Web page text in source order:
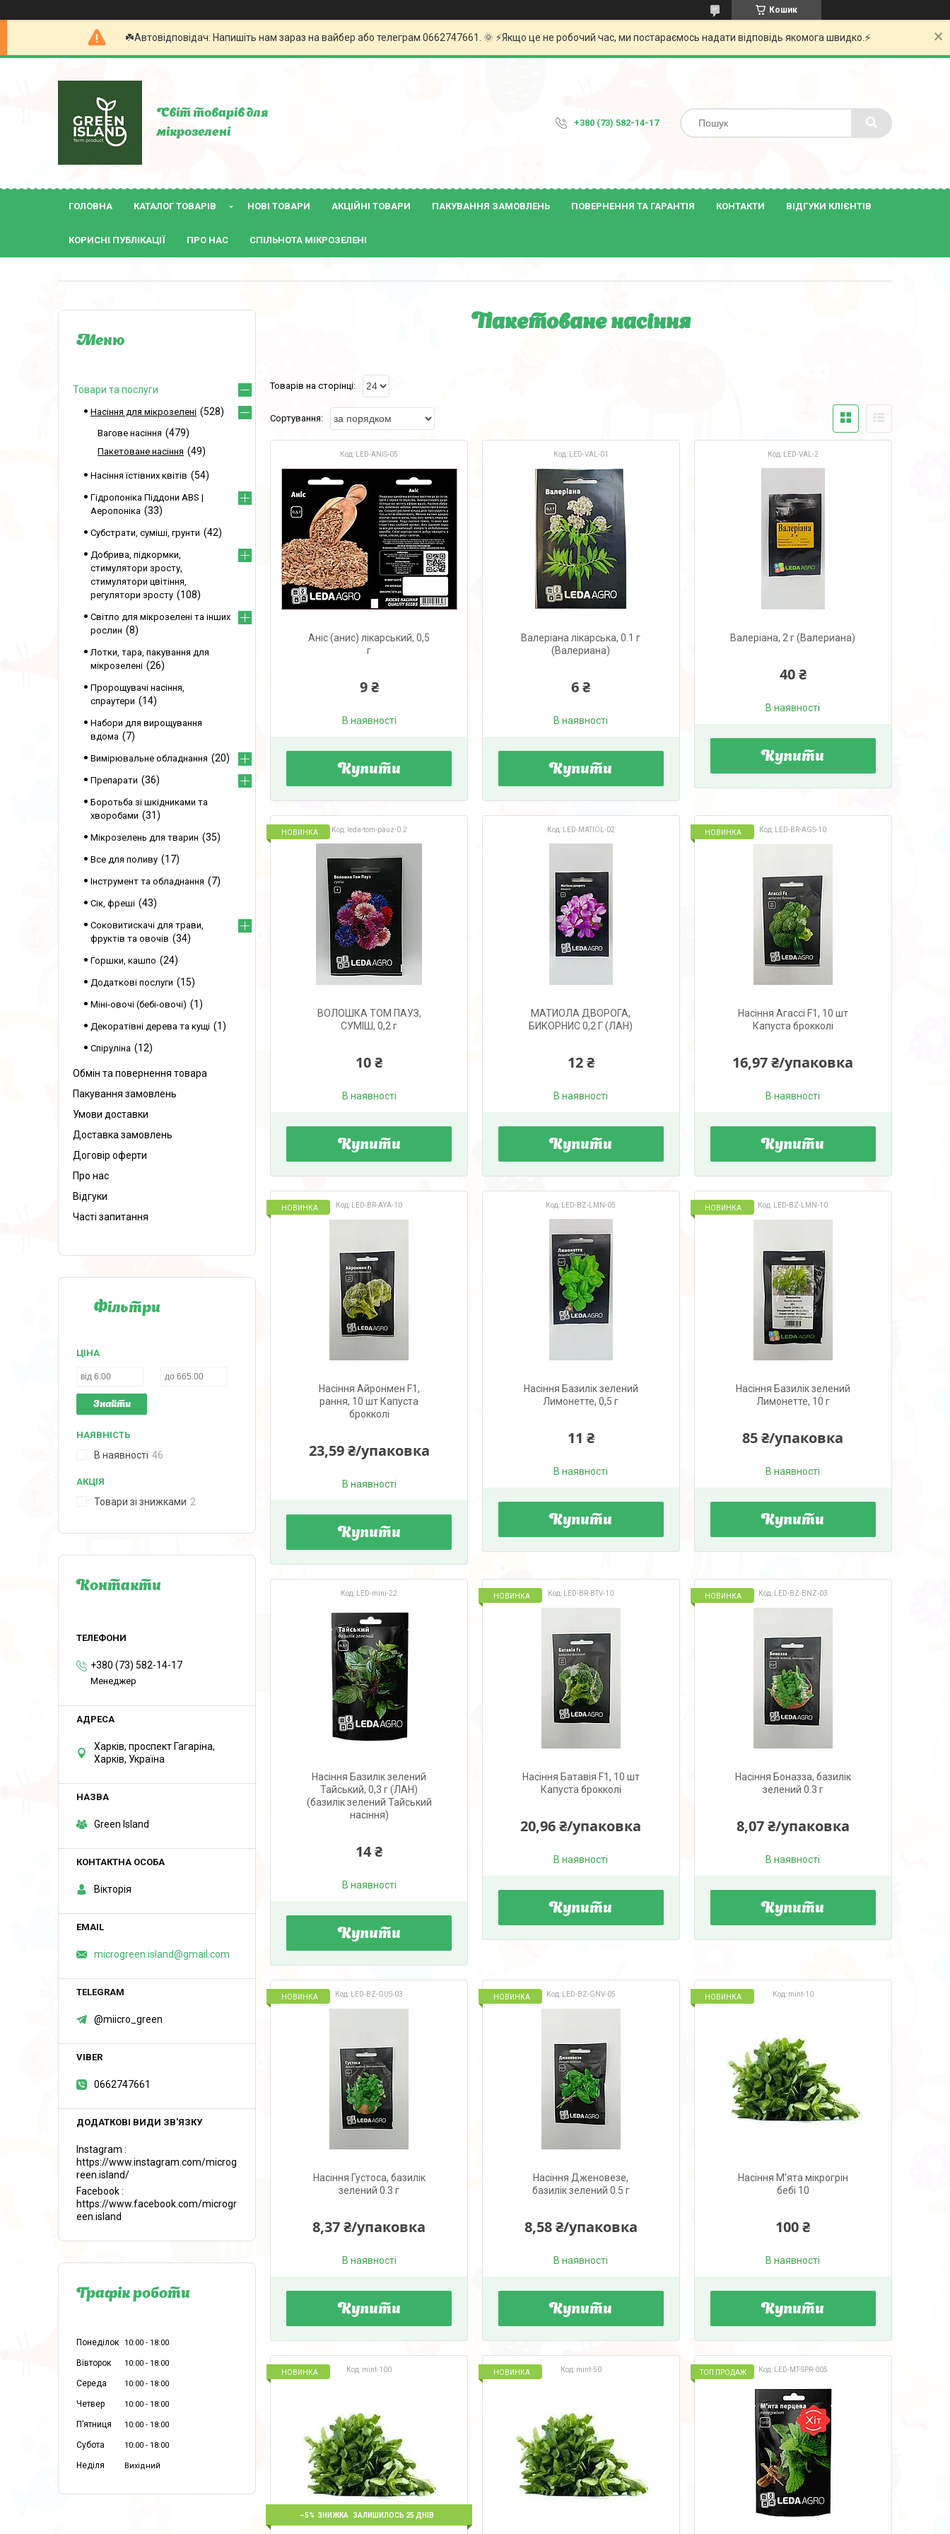
Кошик
☘️Автовідповідач: Напишіть нам зараз на вайбер або телеграм 0662747661. 🌞 ⚡️Якщо це не робочий час, ми постараємось надати відповідь якомога швидко.⚡️
Світ товарів для
мікрозелені
+380 (73) 582-14-17
ГОЛОВНА КАТАЛОГ ТОВАРІВ НОВІ ТОВАРИ АКЦІЙНІ ТОВАРИ ПАКУВАННЯ ЗАМОВЛЕНЬ ПОВЕРНЕННЯ ТА ГАРАНТІЯ КОНТАКТИ ВІДГУКИ КЛІЄНТІВ
КОРИСНІ ПУБЛІКАЦІЇ ПРО НАС СПІЛЬНОТА МІКРОЗЕЛЕНІ
Пакетоване насіння
LED-ANIS-05
Аніс (анис) лікарський, 0,5
г
9 ₴
В наявності
Купити
LED-VAL-01
Валеріана лікарська, 0.1 г
(Валериана)
6 ₴
В наявності
Купити
LED-VAL-2
Валеріана, 2 г (Валериана)
40 ₴
В наявності
Купити
leda-tom-pauz-0.2
НОВИНКА
ВОЛОШКА ТОМ ПАУЗ,
СУМІШ, 0,2 г
10 ₴
В наявності
Купити
LED-MATIOL-02
МАТИОЛА ДВОРОГА,
БИКОРНИС 0,2 Г (ЛАН)
12 ₴
В наявності
Купити
LED-BR-AGS-10
НОВИНКА
Насіння Агассі F1, 10 шт
Капуста брокколі
16,97 ₴/упаковка
В наявності
Купити
LED-BR-AYA-10
НОВИНКА
Насіння Айронмен F1,
рання, 10 шт Капуста
брокколі
23,59 ₴/упаковка
В наявності
Купити
LED-BZ-LMN-05
Насіння Базилік зелений
Лимонетте, 0,5 г
11 ₴
В наявності
Купити
LED-BZ-LMN-10
НОВИНКА
Насіння Базилік зелений
Лимонетте, 10 г
85 ₴/упаковка
В наявності
Купити
LED-mini-22
Насіння Базилік зелений
Тайський, 0,3 г (ЛАН)
(базилік зелений Тайський
насіння)
14 ₴
В наявності
Купити
LED-BR-BTV-10
НОВИНКА
Насіння Батавія F1, 10 шт
Капуста брокколі
20,96 ₴/упаковка
В наявності
Купити
LED-BZ-BNZ-03
НОВИНКА
Насіння Боназза, базилік
зелений 0.3 г
8,07 ₴/упаковка
В наявності
Купити
LED-BZ-GUS-03
НОВИНКА
Насіння Густоса, базилік
зелений 0.3 г
8,37 ₴/упаковка
В наявності
Купити
LED-BZ-GNV-05
НОВИНКА
Насіння Дженовезе,
базилік зелений 0.5 г
8,58 ₴/упаковка
В наявності
Купити
mint-10
НОВИНКА
Насіння М'ята мікрогрін
бебі 10
100 ₴
В наявності
Купити
mint-100
НОВИНКА
–5% ЗАЛИШИЛОСЬ 25 ДНІВ
mint-50
НОВИНКА LED-MT-SPR-005
ТОП ПРОДАЖ
Товари та послуги
Насіння для мікрозелені 528
Вагове насіння 479
Пакетоване насіння 49
Насіння їстівних квітів 54
Гідропоніка Піддони ABS |
Аеропоніка
33
Субстрати, суміші, грунти 42
Добрива, підкормки,
стимулятори зросту,
стимулятори цвітіння,
регулятори зросту
108
Світло для мікрозелені та інших
рослин
8
Лотки, тара, пакування для
мікрозелені
26
Пророщувачі насіння,
спраутери
14
Набори для вирощування
вдома
7
Вимірювальне обладнання 20
Препарати 36
Боротьба зі шкідниками та
хворобами
31
Мікрозелень для тварин 35
Все для поливу 17
Інструмент та обладнання 7
Сік, фреші 43
Соковитискачі для трави,
фруктів та овочів
34
Горшки, кашпо 24
Додаткові послуги 15
Міні-овочі (бебі-овочі) 1
Декоратівні дерева та кущі 1
Спіруліна 12
Обмін та повернення товара
Пакування замовлень
Умови доставки
Доставка замовлень
Договір оферти
Про нас
Відгуки
Часті запитання
Фільтри
ЦІНА
Знайти
НАЯВНІСТЬ
В наявності 46
АКЦІЯ
Товари зі знижками 2
Контакти
+380 (73) 582-14-17
Менеджер
Харків, проспект Гагаріна,
Харків, Україна
Green Island
Вікторія
microgreen.island@gmail.com
@miicro_green
0662747661
Instagram
https://www.instagram.com/microg
reen.island/
Facebook
https://www.facebook.com/microgr
een.island
Графік роботи
Понеділок 10:00 18:00
Вівторок 10:00 18:00
Середа 10:00 18:00
Четвер 10:00 18:00
Пʼятниця 10:00 18:00
Субота 10:00 18:00
Неділя Вихідний